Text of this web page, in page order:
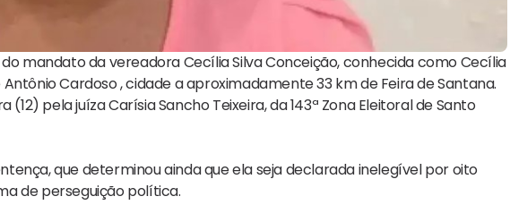
mandato da vereadora Cecília Silva Conceição, conhecida como Cecília
Cardoso , cidade a aproximadamente 33 km de Feira de Santana.
pela juíza Carísia Sancho Teixeira, da 143ª Zona Eleitoral de Santo
que determinou ainda que ela seja declarada inelegível por oito
de perseguição política.